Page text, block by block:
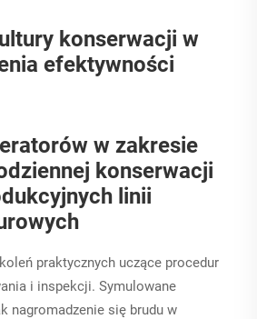
konserwacji w
efektywności
w zakresie
konserwacji
linii
praktycznych uczące procedur
i inspekcji. Symulowane
nagromadzenie się brudu w